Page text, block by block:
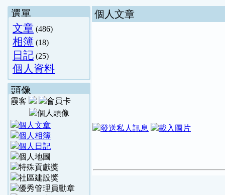
選單
文章 (486)
相簿 (18)
日記 (25)
個人資料
頭像
霞客
個人文章